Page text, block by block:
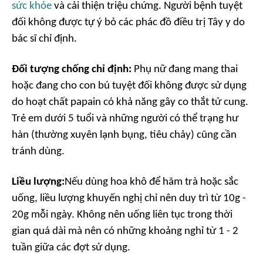
sức khỏe và cải thiện triệu chứng. Người bệnh tuyệt
đối không được tự ý bỏ các phác đồ điều trị Tây y do
bác sĩ chỉ định.
Đối tượng chống chỉ định: Phụ nữ đang mang thai
hoặc đang cho con bú tuyệt đối không được sử dụng
do hoạt chất papain có khả năng gây co thắt tử cung.
Trẻ em dưới 5 tuổi và những người có thể trạng hư
hàn (thường xuyên lạnh bụng, tiêu chảy) cũng cần
tránh dùng.
Liều lượng:Nếu dùng hoa khô để hãm trà hoặc sắc
uống, liều lượng khuyến nghị chỉ nên duy trì từ 10g -
20g mỗi ngày. Không nên uống liên tục trong thời
gian quá dài mà nên có những khoảng nghỉ từ 1 - 2
tuần giữa các đợt sử dụng.